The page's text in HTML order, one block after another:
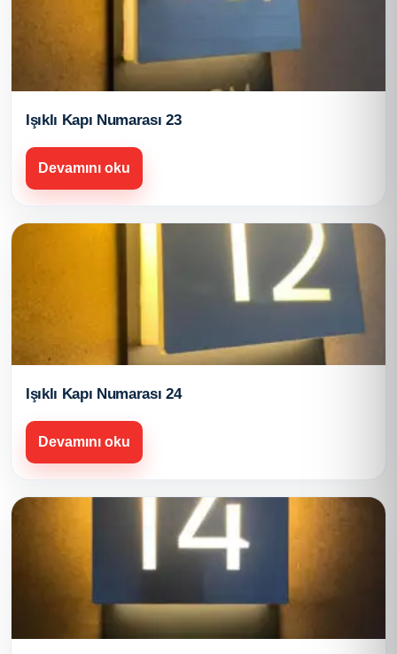
Işıklı Kapı Numarası 23
Devamını oku
Işıklı Kapı Numarası 24
Devamını oku